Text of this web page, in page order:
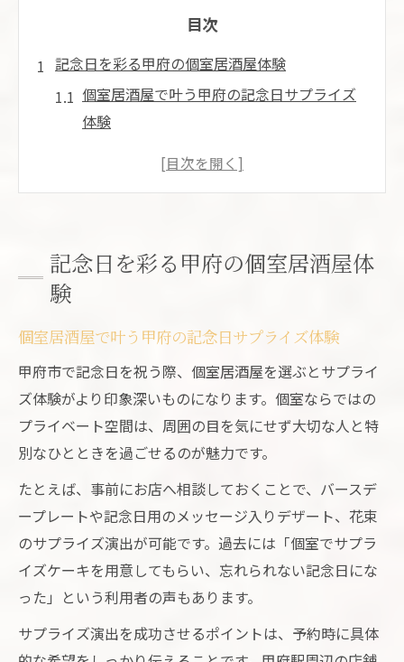
目次
記念日を彩る甲府の個室居酒屋体験
個室居酒屋で叶う甲府の記念日サプライズ
体験
落ち着く個室居酒屋で特別な甲府のお祝い
個室居酒屋選びで大切な日をゆったり演出
個室居酒屋で楽しむ山梨らしい記念日ディ
サプライズ満載な個室居酒屋の過ごし方
個室居酒屋で楽しむ甲府流サプライズ演出
び方
個室居酒屋で叶えるバースデープレート体
験
甲府の個室居酒屋で主役を喜ばせるサプラ
個室居酒屋で記念日を盛り上げるプランの
記念日を彩る甲府の個室居酒屋体
験
個室居酒屋で叶う甲府の記念日サプライズ体験
甲府市で記念日を祝う際、個室居酒屋を選ぶとサプライ
ズ体験がより印象深いものになります。個室ならではの
プライベート空間は、周囲の目を気にせず大切な人と特
別なひとときを過ごせるのが魅力です。
たとえば、事前にお店へ相談しておくことで、バースデ
ープレートや記念日用のメッセージ入りデザート、花束
のサプライズ演出が可能です。過去には「個室でサプラ
イズケーキを用意してもらい、忘れられない記念日にな
った」という利用者の声もあります。
サプライズ演出を成功させるポイントは、予約時に具体